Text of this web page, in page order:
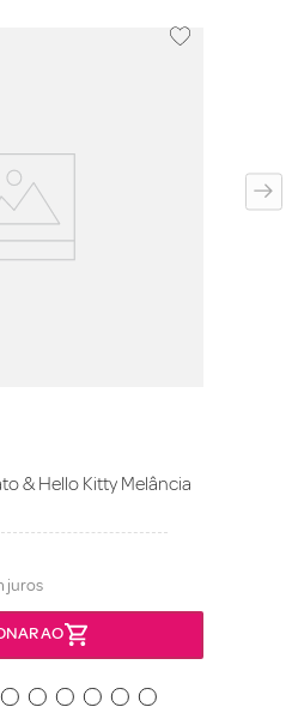
& Hello Kitty Melância
juros
AO